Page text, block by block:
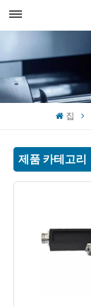
English
español
한국의
집
제품 카테고리